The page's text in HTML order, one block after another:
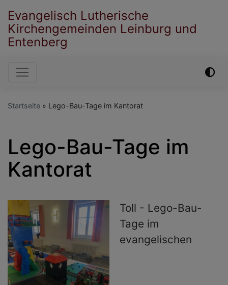
zum
Inhalt
Evangelisch Lutherische
Kirchengemeinden Leinburg und
Entenberg
Hauptnavigation
Startseite Lego-Bau-Tage im Kantorat
Lego-Bau-Tage im
Kantorat
Toll - Lego-Bau-
Tage im
evangelischen